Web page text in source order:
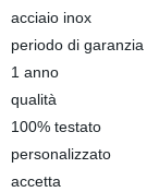
acciaio inox
periodo di garanzia
1 anno
qualità
100% testato
personalizzato
accetta